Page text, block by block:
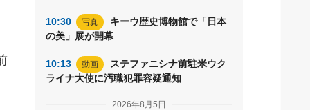
10:30 写真
キーウ歴史博物館で「日本
の美」展が開幕
10:13 動画
ステファニシナ前駐米ウク
ライナ大使に汚職犯罪容疑通知
2026年8月5日